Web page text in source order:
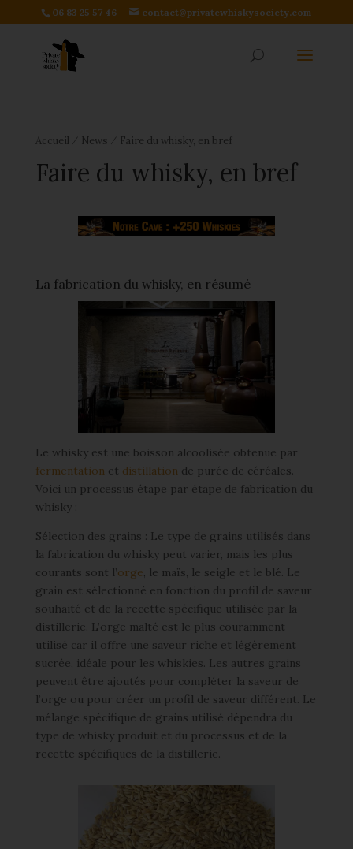
06 83 25 57 46 contact@privatewhiskysociety.com
Accueil News Faire du whisky, en bref
Faire du whisky, en bref
La fabrication du whisky, en résumé
Le whisky est une boisson alcoolisée obtenue par
fermentation et distillation de purée de céréales.
Voici un processus étape par étape de fabrication du
whisky :
Sélection des grains : Le type de grains utilisés dans
la fabrication du whisky peut varier, mais les plus
courants sont l’orge, le maïs, le seigle et le blé. Le
grain est sélectionné en fonction du profil de saveur
souhaité et de la recette spécifique utilisée par la
distillerie. L’orge malté est le plus couramment
utilisé car il offre une saveur riche et légèrement
sucrée, idéale pour les whiskies. Les autres grains
peuvent être ajoutés pour compléter la saveur de
l’orge ou pour créer un profil de saveur différent. Le
mélange spécifique de grains utilisé dépendra du
type de whisky produit et du processus et de la
recette spécifiques de la distillerie.